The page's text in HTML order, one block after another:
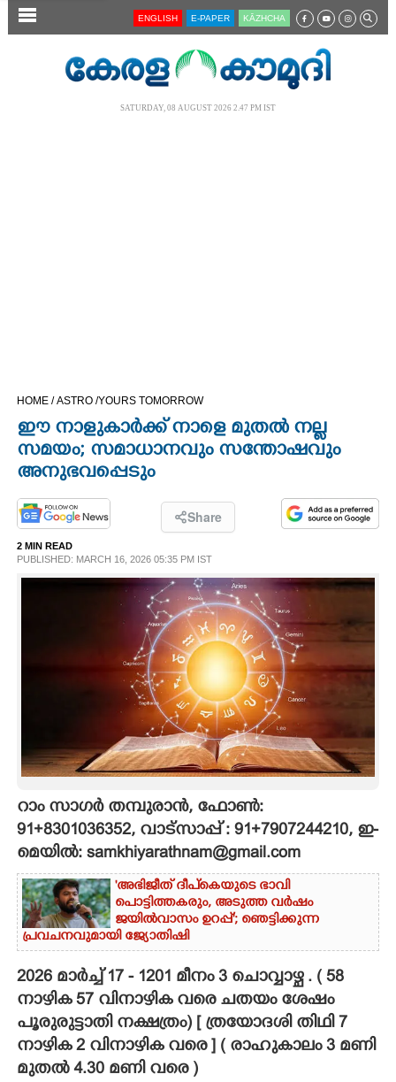
SECTIONS
OPINION
PHOTOS
LIFESTYLE
ASTRO
CARTOONS
LITERATURE
ZOOM
CONTACT US
ENGLISH E-PAPER KĀZHCHA
SATURDAY, 08 AUGUST 2026 2.47 PM IST
HOME /ASTRO /YOURS TOMORROW
ഈ നാളുകാർക്ക് നാളെ മുതൽ നല്ല
സമയം; സമാധാനവും സന്തോഷവും
അനുഭവപ്പെടും
Share
2 MIN READ
PUBLISHED: MARCH 16, 2026 05:35 PM IST
റാം സാഗർ തമ്പുരാൻ, ഫോൺ:
91+8301036352, വാട്സാപ്പ് : 91+7907244210, ഇ-
മെയിൽ: samkhiyarathnam@gmail.com
'അഭിജീത് ദീപ്‌കെയുടെ ഭാവി
പൊട്ടിത്തകരും, അടുത്ത വർഷം
ജയിൽവാസം ഉറപ്പ്'; ഞെട്ടിക്കുന്ന
പ്രവചനവുമായി ജ്യോതിഷി
2026 മാർച്ച് 17 - 1201 മീനം 3 ചൊവ്വാഴ്ച . ( 58
നാഴിക 57 വിനാഴിക വരെ ചതയം ശേഷം
പൂരുരുട്ടാതി നക്ഷത്രം) [ ത്രയോദശി തിഥി 7
നാഴിക 2 വിനാഴിക വരെ ] ( രാഹുകാലം 3 മണി
മുതൽ 4.30 മണി വരെ )